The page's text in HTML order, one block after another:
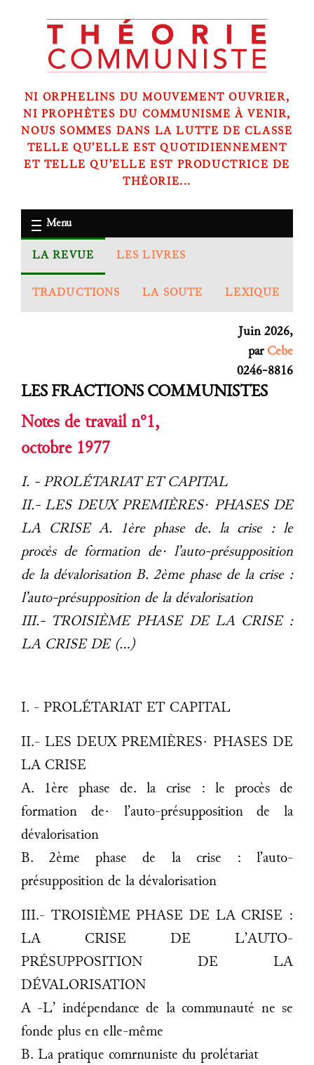
NI ORPHELINS DU MOUVEMENT OUVRIER,
NI PROPHÈTES DU COMMUNISME À VENIR,
NOUS SOMMES DANS LA LUTTE DE CLASSE
TELLE QU’ELLE EST QUOTIDIENNEMENT
ET TELLE QU’ELLE EST PRODUCTRICE DE
THÉORIE...
Menu
LA REVUE LES LIVRES
TRADUCTIONS LA SOUTE LEXIQUE
Juin 2026,
par Cebe
0246-8816
LES FRACTIONS COMMUNISTES
Notes de travail n°1,
octobre 1977
I. - PROLÉTARIAT ET CAPITAL
II.- LES DEUX PREMIÈRES· PHASES DE
LA CRISE A. 1ère phase de. la crise : le
procès de formation de· l’auto-présupposition
de la dévalorisation B. 2ème phase de la crise :
l’auto-présupposition de la dévalorisation
III.- TROISIÈME PHASE DE LA CRISE :
LA CRISE DE (…)
I. - PROLÉTARIAT ET CAPITAL
II.- LES DEUX PREMIÈRES· PHASES DE
LA CRISE
A. 1ère phase de. la crise : le procès de
formation de· l’auto-présupposition de la
dévalorisation
B. 2ème phase de la crise : l’auto-
présupposition de la dévalorisation
III.- TROISIÈME PHASE DE LA CRISE :
LA CRISE DE L’AUTO-
PRÉSUPPOSITION DE LA
DÉVALORISATION
A -L’ indépendance de la communauté ne se
fonde plus en elle-même
B. La pratique comrnuniste du prolétariat